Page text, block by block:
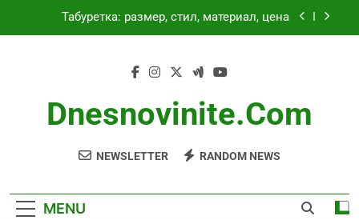
Табуретка: размер, стил, материал, цена
Кухненска маса: размер, форма, материал,
Табуретка: размер, стил, материал, цена
Кресло: недостатъчен комфорт, размер, стил
Dnesnovinite.com
NEWSLETTER RANDOM NEWS
MENU